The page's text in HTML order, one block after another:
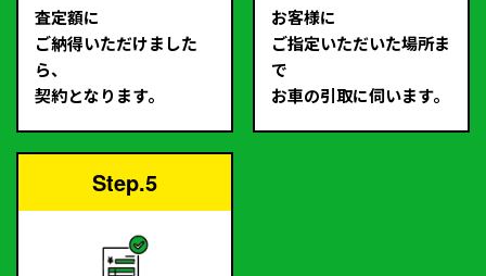
査定額に
ご納得いただけました
ら、
契約となります。
お客様に
ご指定いただいた場所ま
で
お車の引取に伺います。
Step.5